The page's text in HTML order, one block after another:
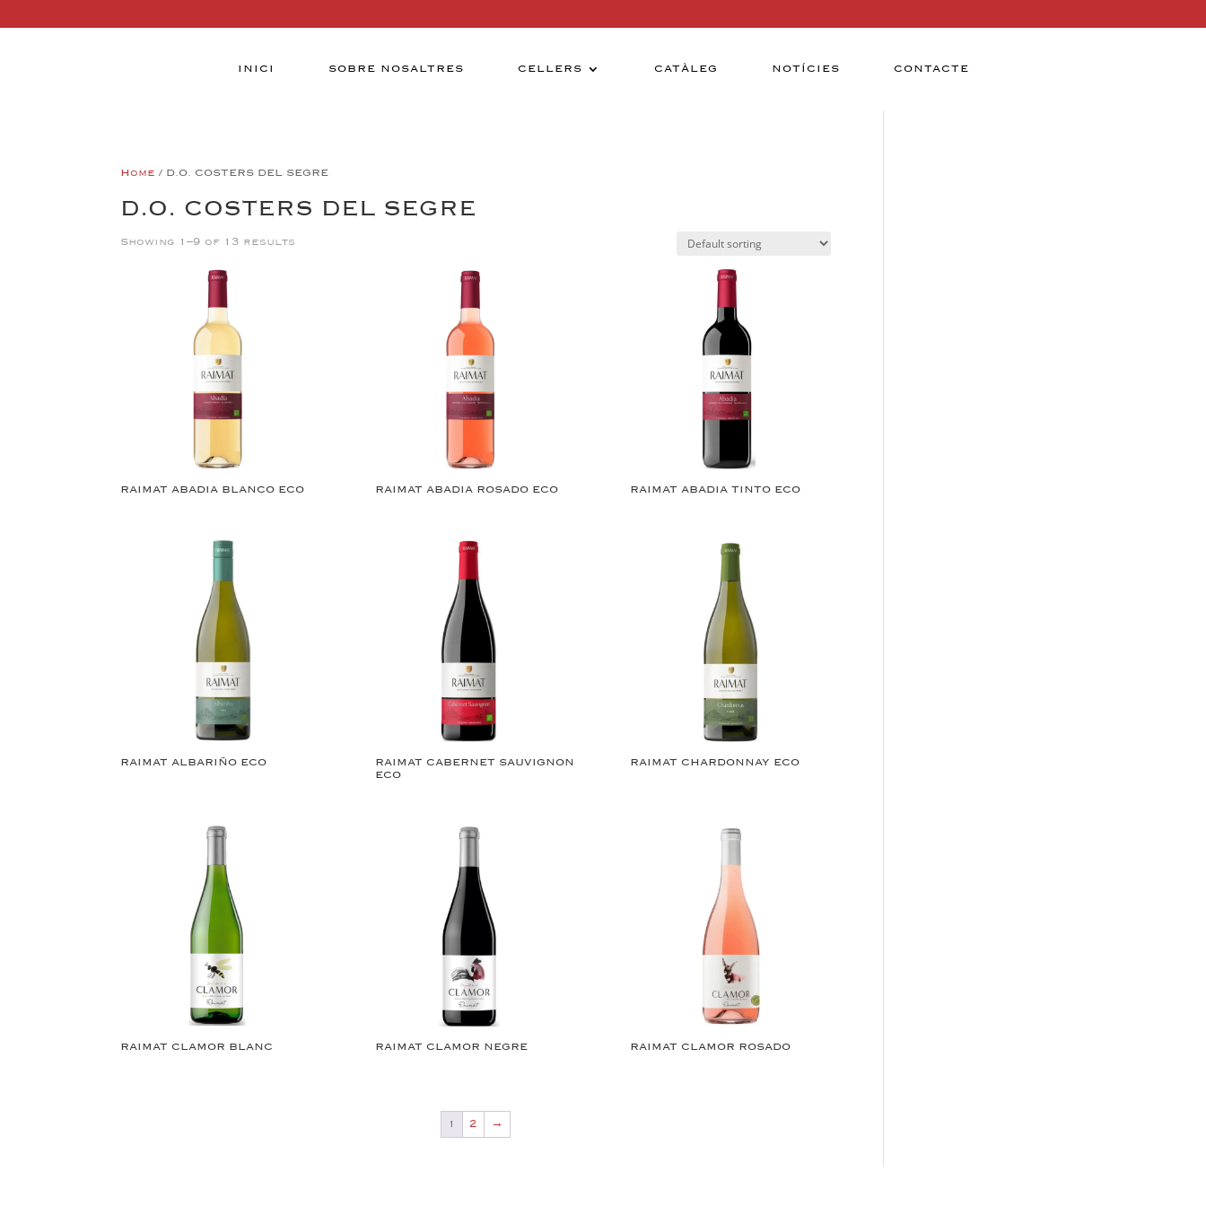
INICI SOBRE NOSALTRES CELLERS CATÀLEG NOTÍCIES CONTACTE
Home / D.O. COSTERS DEL SEGRE
D.O. COSTERS DEL SEGRE
Showing 1–9 of 13 results
RAIMAT ABADIA BLANCO ECO RAIMAT ABADIA ROSADO ECO RAIMAT ABADIA TINTO ECO
RAIMAT ALBARIÑO ECO
RAIMAT CABERNET SAUVIGNON
ECO
RAIMAT CHARDONNAY ECO
RAIMAT CLAMOR BLANC RAIMAT CLAMOR NEGRE RAIMAT CLAMOR ROSADO
1 2 →